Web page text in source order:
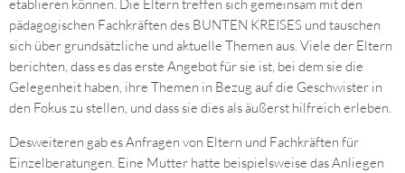
etablieren können. Die Eltern treffen sich gemeinsam mit den
pädagogischen Fachkräften des BUNTEN KREISES und tauschen
sich über grundsätzliche und aktuelle Themen aus. Viele der Eltern
berichten, dass es das erste Angebot für sie ist, bei dem sie die
Gelegenheit haben, ihre Themen in Bezug auf die Geschwister in
den Fokus zu stellen, und dass sie dies als äußerst hilfreich erleben.
Desweiteren gab es Anfragen von Eltern und Fachkräften für
Einzelberatungen. Eine Mutter hatte beispielsweise das Anliegen